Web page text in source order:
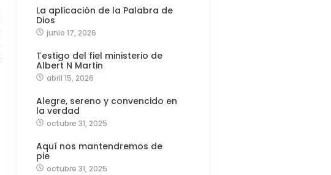
La aplicación de la Palabra de
Dios
junio 17, 2026
Testigo del fiel ministerio de
Albert N Martin
abril 15, 2026
Alegre, sereno y convencido en
la verdad
octubre 31, 2025
Aquí nos mantendremos de
pie
octubre 31, 2025